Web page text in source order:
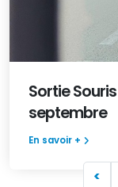
Sortie
septembre
En savoir +
<